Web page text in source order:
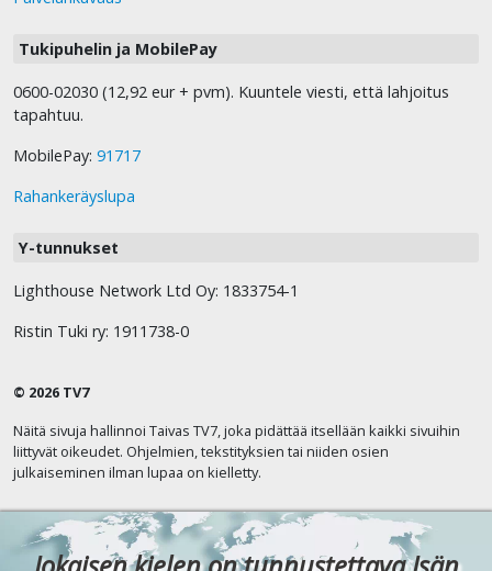
Tukipuhelin ja MobilePay
0600-02030 (12,92 eur + pvm). Kuuntele viesti, että lahjoitus
tapahtuu.
MobilePay: 91717
Rahankeräyslupa
Y-tunnukset
Lighthouse Network Ltd Oy: 1833754-1
Ristin Tuki ry: 1911738-0
© 2026 TV7
Näitä sivuja hallinnoi Taivas TV7, joka pidättää itsellään kaikki sivuihin
liittyvät oikeudet. Ohjelmien, tekstityksien tai niiden osien
julkaiseminen ilman lupaa on kielletty.